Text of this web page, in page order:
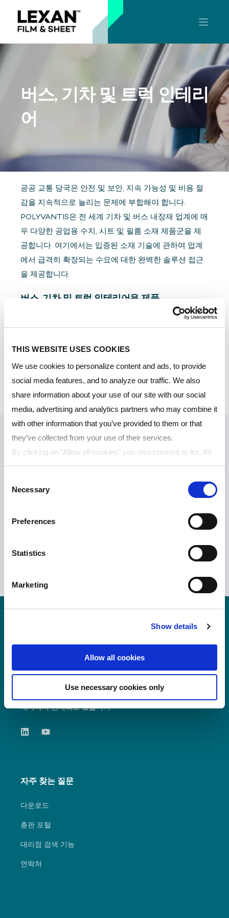
THIS WEBSITE USES COOKIES
We use cookies to personalize content and ads, to provide
social media features, and to analyze our traffic. We also
share information about your use of our site with our social
media, advertising and analytics partners who may combine it
with other information that you’ve provided to them or that
they’ve collected from your use of their services.
By clicking on "Allow all cookies" you also consent to Art. 49
para. 1 sentence 1 lit a GDPR that your data will be
processed in the USA. The United States is judged by the
European Court of Justice to be a country with an inadequate
particular, there is a risk that your data may be processed by
without legal remedies. If you click on "Allow selection" and
above does not take place.
Selection
Necessary
Preferences
Statistics
Marketing
Show details
Allow all cookies
Use necessary cookies only
버스, 기차 및 트럭 인테리
어
공공 교통 당국은 안전 및 보안, 지속 가능성 및 비용 절
감을 지속적으로 늘리는 문제에 부합해야 합니다.
POLYVANTIS은 전 세계 기차 및 버스 내장재 업계에 매
우 다양한 공업용 수지, 시트 및 필름 소재 제품군을 제
공합니다. 여기에서는 입증된 소재 기술에 관하여 업계
에서 급격히 확장되는 수요에 대한 완벽한 솔루션 접근
을 제공합니다.
버스, 기차 및 트럭 인테리어용 제품
LEXAN ™ 솔리드 시트 – 광고용 시트
MARGARD ™ 코팅 시트
는 LEXAN™ 필름 및 시트의 등록 상표로 전
세계에서 판매되고 있습니다.
자주 찾는 질문
다운로드
총판 포털
대리점 검색 기능
연락처